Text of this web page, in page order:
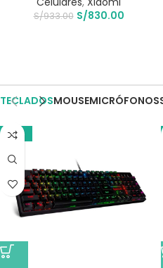
S/933.00 S/830.00
TECLADOSMOUSEMICRÓFONOS
-19%